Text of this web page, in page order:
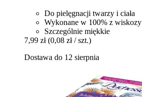
Do pielęgnacji twarzy i ciała
Wykonane w 100% z wiskozy
Szczególnie miękkie
7,99 zł (0,08 zł / szt.)
Dostawa do 12 sierpnia